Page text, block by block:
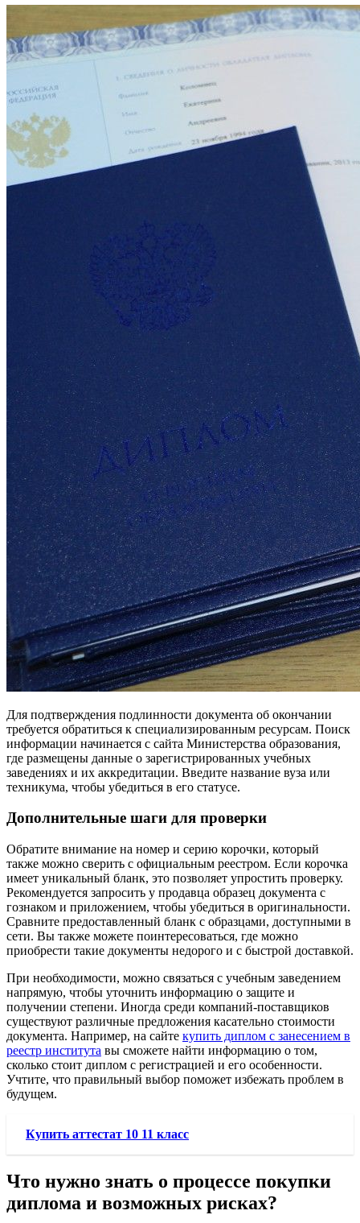
Для подтверждения подлинности документа об окончании
требуется обратиться к специализированным ресурсам. Поиск
информации начинается с сайта Министерства образования,
где размещены данные о зарегистрированных учебных
заведениях и их аккредитации. Введите название вуза или
техникума, чтобы убедиться в его статусе.
Дополнительные шаги для проверки
Обратите внимание на номер и серию корочки, который
также можно сверить с официальным реестром. Если корочка
имеет уникальный бланк, это позволяет упростить проверку.
Рекомендуется запросить у продавца образец документа с
гознаком и приложением, чтобы убедиться в оригинальности.
Сравните предоставленный бланк с образцами, доступными в
сети. Вы также можете поинтересоваться, где можно
приобрести такие документы недорого и с быстрой доставкой.
При необходимости, можно связаться с учебным заведением
напрямую, чтобы уточнить информацию о защите и
получении степени. Иногда среди компаний-поставщиков
существуют различные предложения касательно стоимости
документа. Например, на сайте купить диплом с занесением в
реестр института вы сможете найти информацию о том,
сколько стоит диплом с регистрацией и его особенности.
Учтите, что правильный выбор поможет избежать проблем в
будущем.
Купить аттестат 10 11 класс
Что нужно знать о процессе покупки
диплома и возможных рисках?